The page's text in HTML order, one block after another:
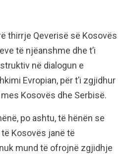
thirrje Qeverisë së Kosovës
të njëanshme dhe t’i
në dialogun e
Evropian, për t’i zgjidhur
Kosovës dhe Serbisë.
po ashtu, të hënën se
Kosovës janë të
mund të ofrojnë zgjidhje